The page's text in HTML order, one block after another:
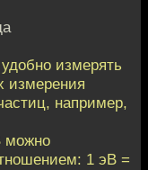
измерять
измерения
например,
можно
1 эВ =